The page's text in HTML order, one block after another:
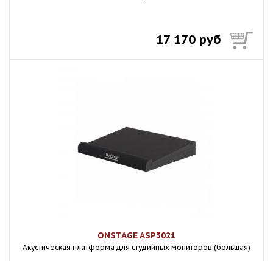
17 170 руб
ONSTAGE ASP3021
Акустическая платформа для студийных мониторов (большая)